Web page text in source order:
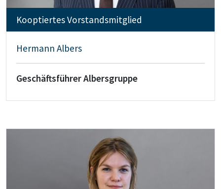
Kooptiertes Vorstandsmitglied
Hermann Albers
Geschäftsführer Albersgruppe